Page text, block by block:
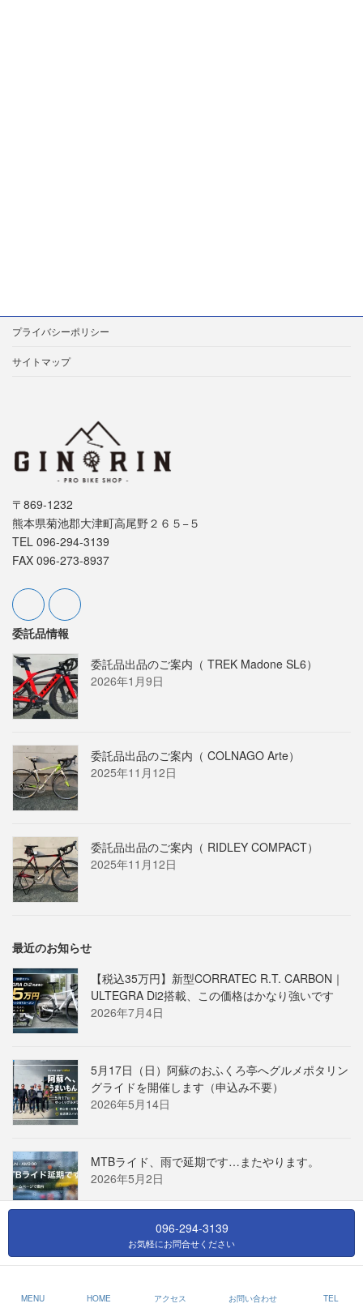
プライバシーポリシー
サイトマップ
〒869-1232
熊本県菊池郡大津町高尾野２６５−５
TEL 096-294-3139
FAX 096-273-8937
委託品情報
委託品出品のご案内（ TREK Madone SL6）
2026年1月9日
委託品出品のご案内（ COLNAGO Arte）
2025年11月12日
委託品出品のご案内（ RIDLEY COMPACT）
2025年11月12日
最近のお知らせ
【税込35万円】新型CORRATEC R.T. CARBON｜
ULTEGRA Di2搭載、この価格はかなり強いです
2026年7月4日
5月17日（日）阿蘇のおふくろ亭へグルメポタリン
グライドを開催します（申込み不要）
2026年5月14日
MTBライド、雨で延期です…またやります。
2026年5月2日
096-294-3139
お気軽にお問合せください
MENU HOME アクセス お問い合わせ TEL